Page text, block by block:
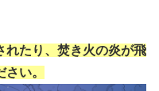
れたり、焚き火の炎が飛
い。